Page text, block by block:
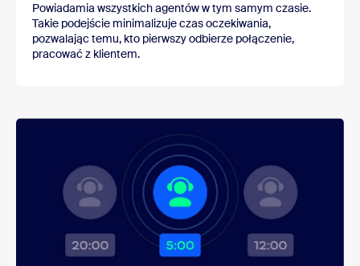
Powiadamia wszystkich agentów w tym samym czasie.
Takie podejście minimalizuje czas oczekiwania,
pozwalając temu, kto pierwszy odbierze połączenie,
pracować z klientem.